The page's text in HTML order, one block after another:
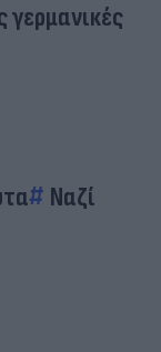
γερμανικές
Ναζί